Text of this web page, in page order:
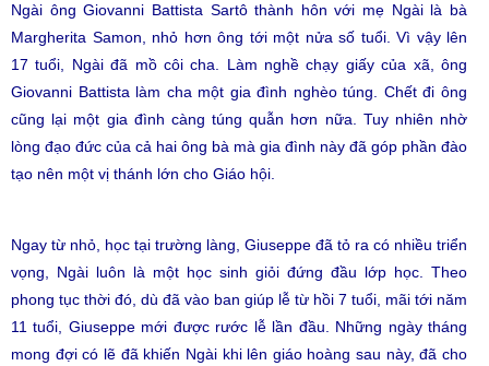
Ngài ông Giovanni Battista Sartô thành hôn với mẹ Ngài là bà
Margherita Samon, nhỏ hơn ông tới một nửa số tuổi. Vì vậy lên
17 tuổi, Ngài đã mồ côi cha. Làm nghề chạy giấy của xã, ông
Giovanni Battista làm cha một gia đình nghèo túng. Chết đi ông
cũng lại một gia đình càng túng quẫn hơn nữa. Tuy nhiên nhờ
lòng đạo đức của cả hai ông bà mà gia đình này đã góp phần đào
tạo nên một vị thánh lớn cho Giáo hội.
Ngay từ nhỏ, học tại trường làng, Giuseppe đã tỏ ra có nhiều triển
vọng, Ngài luôn là một học sinh giỏi đứng đầu lớp học. Theo
phong tục thời đó, dù đã vào ban giúp lễ từ hồi 7 tuổi, mãi tới năm
11 tuổi, Giuseppe mới được rước lễ lần đầu. Những ngày tháng
mong đợi có lẽ đã khiến Ngài khi lên giáo hoàng sau này, đã cho